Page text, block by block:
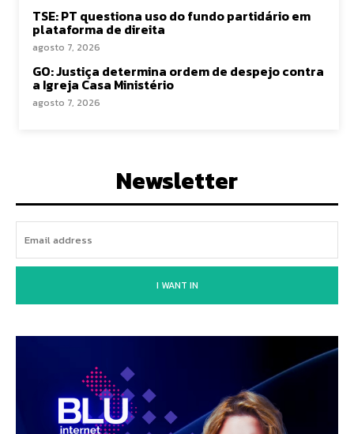
TSE: PT questiona uso do fundo partidário em
plataforma de direita
agosto 7, 2026
GO: Justiça determina ordem de despejo contra
a Igreja Casa Ministério
agosto 7, 2026
Newsletter
I WANT IN